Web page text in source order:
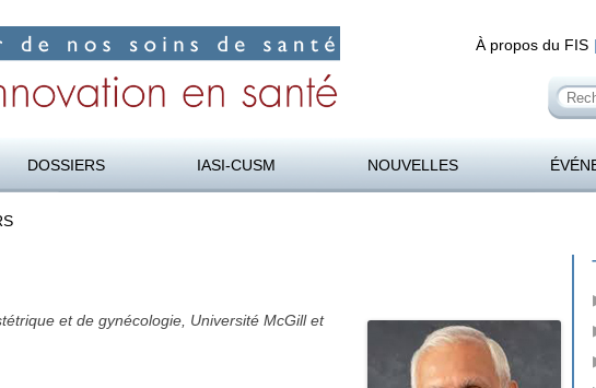
À propos du FIS
:
contenu
DOSSIERS IASI-CUSM NOUVELLES
et de gynécologie, Université McGill et